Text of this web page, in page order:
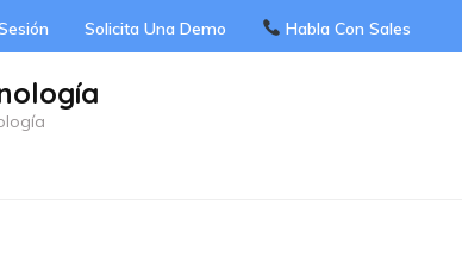
Solicita Una Demo Habla Con Sales